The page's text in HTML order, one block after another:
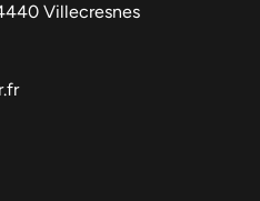
Villecresnes